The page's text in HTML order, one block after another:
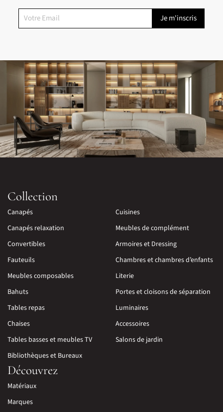
Collection
Canapés
Canapés relaxation
Convertibles
Fauteuils
Meubles composables
Bahuts
Tables repas
Chaises
Tables basses et meubles TV
Bibliothèques et Bureaux
Cuisines
Meubles de complément
Armoires et Dressing
Chambres et chambres d’enfants
Literie
Portes et cloisons de séparation
Luminaires
Accessoires
Salons de jardin
Découvrez
Matériaux
Marques